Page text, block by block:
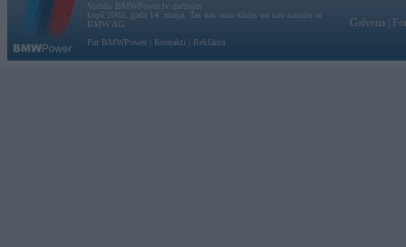
Vortāls BMWPower.lv darbojas
kopš 2002. gada 14. maija. Tas nav auto klubs un nav saistīts ar
BMW AG.
Par BMWPower
Kontakti Reklāma
Galvena